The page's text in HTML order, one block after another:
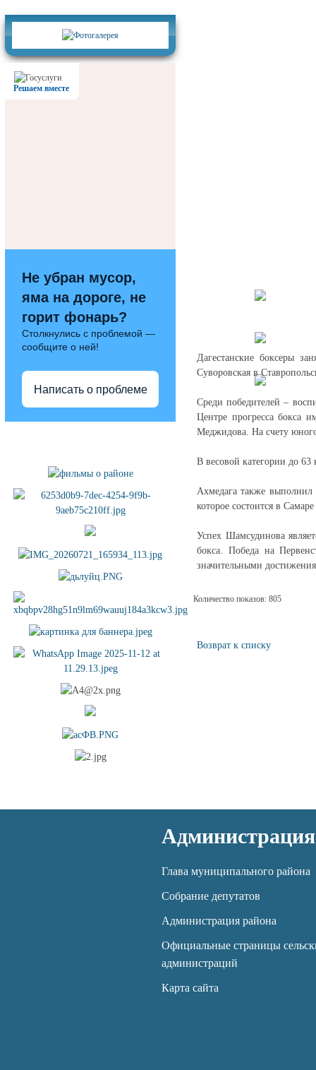
Решаем вместе
Не убран мусор,
яма на дороге, не
горит фонарь?
Столкнулись с проблемой —
сообщите о ней!
Написать о проблеме
Дагестанские боксеры
Суворовская в
Среди победителей –
Центре прогресса бокса
Меджидова. На счету
В весовой категории до
Ахмедага также выполнил
которое состоится в
Успех Шамсудинова
бокса. Победа на
значительными
Количество показов: 805
Возврат к списку
Администрация
Глава муниципального района
Собрание депутатов
Администрация района
Официальные страницы
администраций
Карта сайта